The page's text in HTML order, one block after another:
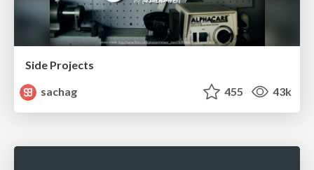
Side Projects
sachag
455 43k